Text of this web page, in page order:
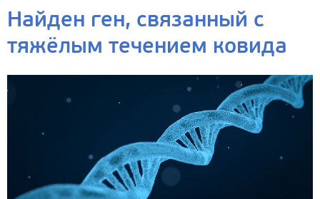
Найден ген, связанный с
тяжёлым течением ковида